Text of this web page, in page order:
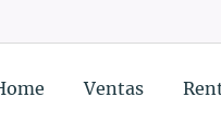
Ventas